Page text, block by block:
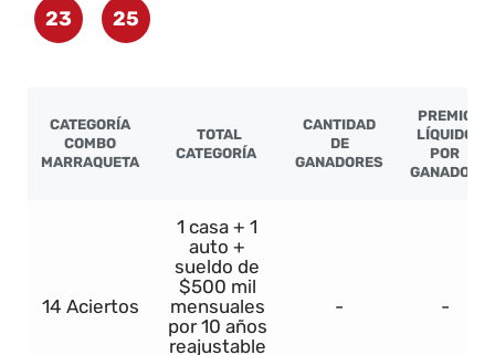
23 25
CATEGORÍA
COMBO
MARRAQUETA
TOTAL
CATEGORÍA
CANTIDAD
DE
GANADORES
PREMIO
LÍQUIDO
POR
GANADOR
14 Aciertos
1 casa + 1
auto +
sueldo de
$500 mil
mensuales
por 10 años
reajustable
- -